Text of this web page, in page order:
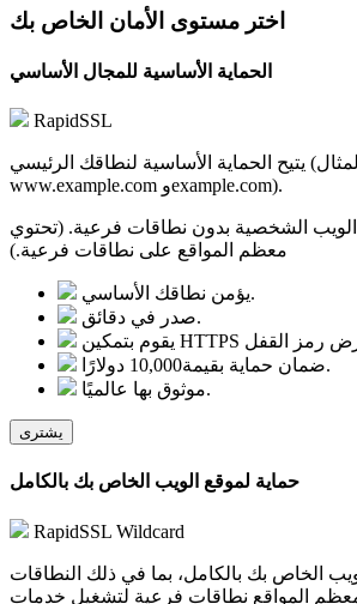
اختر مستوى الأمان الخاص بك
الحماية الأساسية للمجال الأساسي
RapidSSL
يتيح الحماية الأساسية لنطاقك الرئيسي (على سبيل المثال،
www.example.com وexample.com).
الشخصية بدون نطاقات فرعية. (تحتوي
معظم المواقع على نطاقات فرعية.)
يؤمن نطاقك الأساسي.
صدر في دقائق.
ضمان حماية بقيمة10,000 دولارًا.
موثوق بها عالميًا.
يشترى
حماية لموقع الويب الخاص بك بالكامل
RapidSSL Wildcard
الخاص بك بالكامل، بما في ذلك النطاقات
المواقع نطاقات فرعية لتشغيل خدمات